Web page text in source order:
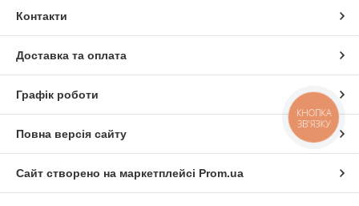
Контакти
Доставка та оплата
Графік роботи
Повна версія сайту
Сайт створено на маркетплейсі Prom.ua
КНОПКА
ЗВ'ЯЗКУ